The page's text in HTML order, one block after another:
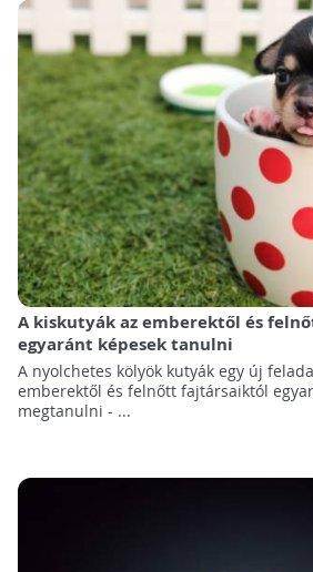
A kiskutyák az emberektől és
egyaránt képesek tanulni
A nyolchetes kölyök kutyák egy új
emberektől és felnőtt fajtársaiktól
megtanulni - ...